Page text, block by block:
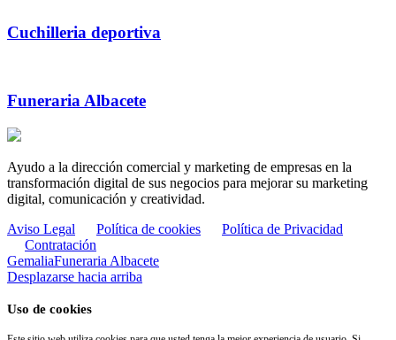
Cuchilleria deportiva
Funeraria Albacete
Ayudo a la dirección comercial y marketing de empresas en la
transformación digital de sus negocios para mejorar su marketing
digital, comunicación y creatividad.
Aviso Legal
Política de cookies
Política de Privacidad
Contratación
GemaliaFuneraria Albacete
Desplazarse hacia arriba
Uso de cookies